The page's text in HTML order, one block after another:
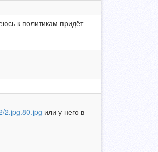
к политикам придёт
2.jpg.80.jpg или у него в